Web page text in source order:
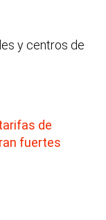
y centros de
de
fuertes